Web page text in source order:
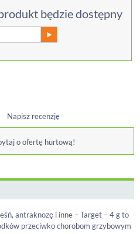
będzie dostępny
Napisz recenzję
o ofertę hurtową!
antraknozę i inne – Target – 4 g to
przeciwko chorobom grzybowym